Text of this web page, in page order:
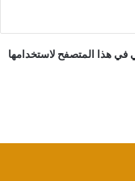
في هذا المتصفح لاستخدامها